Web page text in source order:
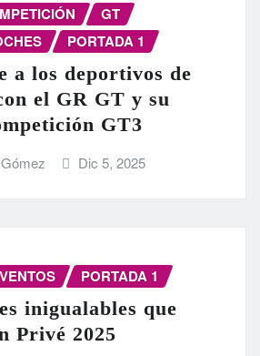
GT
PORTADA 1
a los deportivos de
el GR GT y su
GT3
Dic 5, 2025
PORTADA 1
inigualables que
Privé 2025